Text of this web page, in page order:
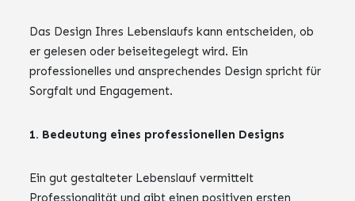
Das Design Ihres Lebenslaufs kann entscheiden, ob
er gelesen oder beiseitegelegt wird. Ein
professionelles und ansprechendes Design spricht für
Sorgfalt und Engagement.
1. Bedeutung eines professionellen Designs
Ein gut gestalteter Lebenslauf vermittelt
Professionalität und gibt einen positiven ersten